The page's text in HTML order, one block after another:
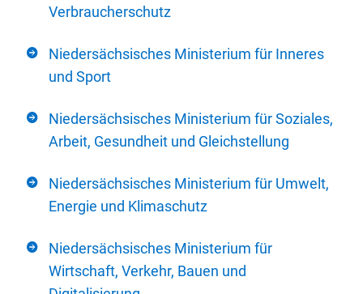
Verbraucherschutz
Niedersächsisches Ministerium für Inneres
und Sport
Niedersächsisches Ministerium für Soziales,
Arbeit, Gesundheit und Gleichstellung
Niedersächsisches Ministerium für Umwelt,
Energie und Klimaschutz
Niedersächsisches Ministerium für
Wirtschaft, Verkehr, Bauen und